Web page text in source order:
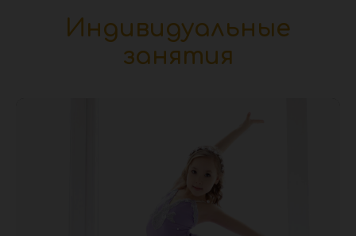
Индивидуальные
занятия